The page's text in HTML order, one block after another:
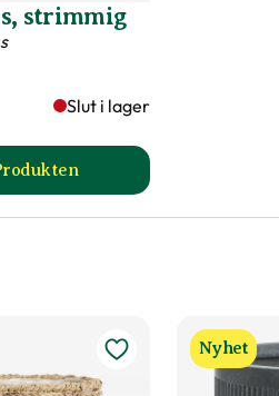
strimmig
Slut i lager
till Vårkrokus, strimmig
Nyhet